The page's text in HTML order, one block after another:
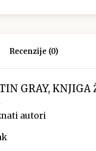
Recenzije (0)
GRAY, KNJIGA
autori